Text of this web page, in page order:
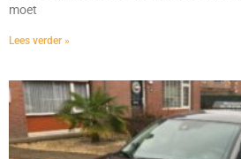
moet
Lees verder »